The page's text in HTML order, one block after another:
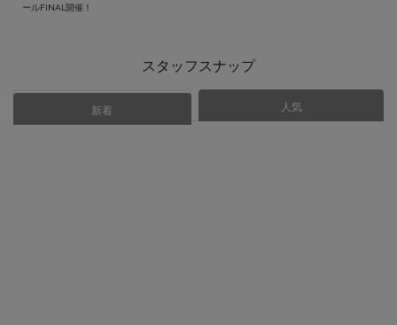
ールFINAL開催！
スタッフスナップ
あなたにおすすめ 人気
新着